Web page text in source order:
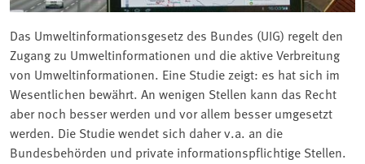
Das Umweltinformationsgesetz des Bundes (UIG) regelt den
Zugang zu Umweltinformationen und die aktive Verbreitung
von Umweltinformationen. Eine Studie zeigt: es hat sich im
Wesentlichen bewährt. An wenigen Stellen kann das Recht
aber noch besser werden und vor allem besser umgesetzt
werden. Die Studie wendet sich daher v.a. an die
Bundesbehörden und private informationspflichtige Stellen.